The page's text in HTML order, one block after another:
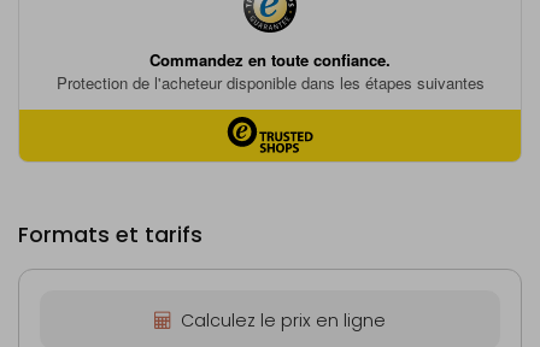
Formats et tarifs
Calculez le prix en ligne